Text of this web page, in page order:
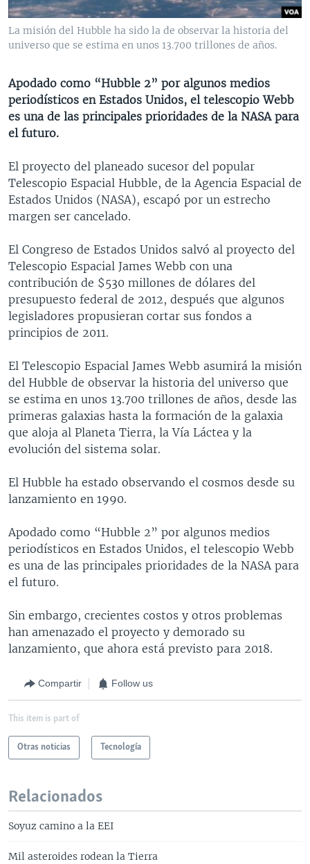
VENEZUELA
BRASIL
NICARAGUA
ECONOMÍA
ENTRETENIMIENTO Y CULTURA
DEPORTES
CIENCIA Y SALUD
MULTIMEDIA
VIDEOS
AUDIOS
PROGRAMAS TV
FORO INTERAMERICANO
VISIÓN 360
LAS CLAVES
PANORAMA
AVANCE INFORMATIVO
AUDIONOTICIAS
BUENOS DÍAS AMÉRICA
ESTADOS UNIDOS AL DÍA
EL MUNDO AL DÍA [RADIO]
NOTA ECONÓMICA
ENTRETENIMIENTO
DIRECT
DOCUMENTALES DE LA VOA
SÍGANOS
Idiomas
La misión del Hubble ha sido la de observar la historia del
universo que se estima en unos 13.700 trillones de años.
Apodado como “Hubble 2” por algunos medios
periodísticos en Estados Unidos, el telescopio Webb
es una de las principales prioridades de la NASA para
el futuro.
El proyecto del planeado sucesor del popular
Telescopio Espacial Hubble, de la Agencia Espacial de
Estados Unidos (NASA), escapó por un estrecho
margen ser cancelado.
El Congreso de Estados Unidos salvó al proyecto del
Telescopio Espacial James Webb con una
contribución de $530 millones de dólares del
presupuesto federal de 2012, después que algunos
legisladores propusieran cortar sus fondos a
principios de 2011.
El Telescopio Espacial James Webb asumirá la misión
del Hubble de observar la historia del universo que
se estima en unos 13.700 trillones de años, desde las
primeras galaxias hasta la formación de la galaxia
que aloja al Planeta Tierra, la Vía Láctea y la
evolución del sistema solar.
El Hubble ha estado observando el cosmos desde su
lanzamiento en 1990.
Apodado como “Hubble 2” por algunos medios
periodísticos en Estados Unidos, el telescopio Webb
es una de las principales prioridades de la NASA para
el futuro.
Sin embargo, crecientes costos y otros problemas
han amenazado el proyecto y demorado su
lanzamiento, que ahora está previsto para 2018.
Compartir Follow us
This item is part of
Otras noticias Tecnología
Relacionados
Soyuz camino a la EEI
Mil asteroides rodean la Tierra